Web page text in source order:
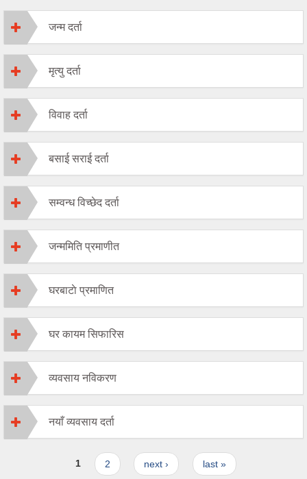
जन्म दर्ता
मृत्यु दर्ता
विवाह दर्ता
बसाई सराई दर्ता
सम्वन्ध विच्छेद दर्ता
जन्ममिति प्रमाणीत
घरबाटाे प्रमाणित
घर कायम सिफारिस
व्यवसाय नविकरण
नयाँ व्यवसाय दर्ता
1 2 next › last »